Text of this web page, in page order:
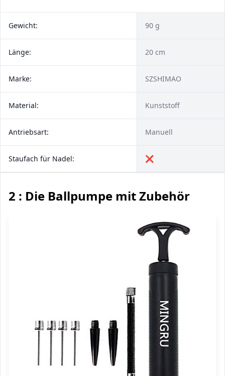
Gewicht: 90 g
Länge: 20 cm
Marke: SZSHIMAO
Material: Kunststoff
Antriebsart: Manuell
Staufach für Nadel: ❌
2 : Die Ballpumpe mit Zubehör